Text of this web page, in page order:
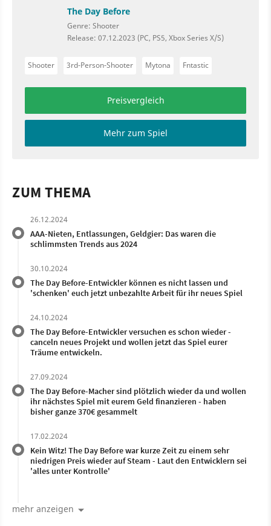
The Day Before
Genre: Shooter
Release: 07.12.2023 (PC, PS5, Xbox Series X/S)
Shooter 3rd-Person-Shooter Mytona Fntastic
Preisvergleich
Mehr zum Spiel
ZUM THEMA
26.12.2024
AAA-Nieten, Entlassungen, Geldgier: Das waren die
schlimmsten Trends aus 2024
30.10.2024
The Day Before-Entwickler können es nicht lassen und
'schenken' euch jetzt unbezahlte Arbeit für ihr neues Spiel
24.10.2024
The Day Before-Entwickler versuchen es schon wieder -
canceln neues Projekt und wollen jetzt das Spiel eurer
Träume entwickeln.
27.09.2024
The Day Before-Macher sind plötzlich wieder da und wollen
ihr nächstes Spiel mit eurem Geld finanzieren - haben
bisher ganze 370€ gesammelt
17.02.2024
Kein Witz! The Day Before war kurze Zeit zu einem sehr
niedrigen Preis wieder auf Steam - Laut den Entwicklern sei
'alles unter Kontrolle'
mehr anzeigen